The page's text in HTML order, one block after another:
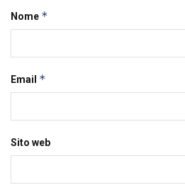
Nome *
Email *
Sito web